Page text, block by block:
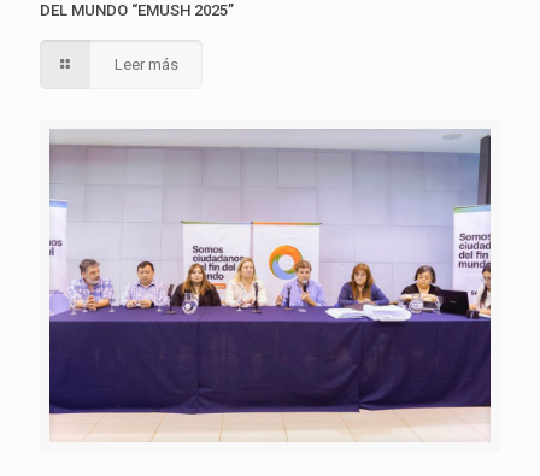
DEL MUNDO “EMUSH 2025”
Leer más